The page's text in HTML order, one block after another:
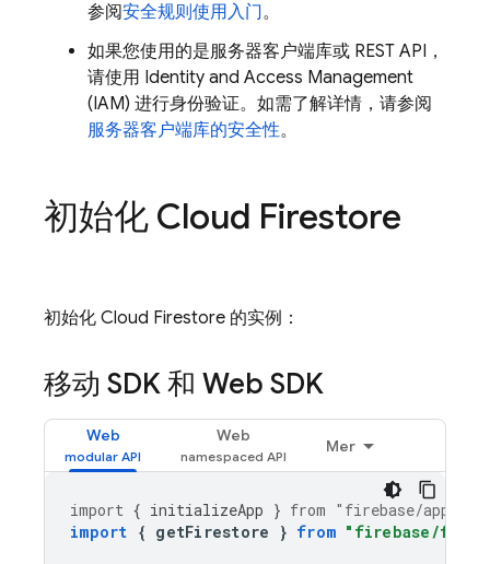
参阅安全规则使用入门。
如果您使用的是服务器客户端库或 REST API，
请使用 Identity and Access Management
(IAM) 进行身份验证。如需了解详情，请参阅
服务器客户端库的安全性。
初始化 Cloud Firestore
初始化 Cloud Firestore 的实例：
移动 SDK 和 Web SDK
Web Web
Mer
import { initializeApp } from "firebase/app"
import { getFirestore } from "firebase/